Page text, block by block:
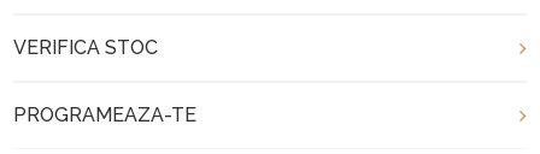
VERIFICA STOC
PROGRAMEAZA-TE